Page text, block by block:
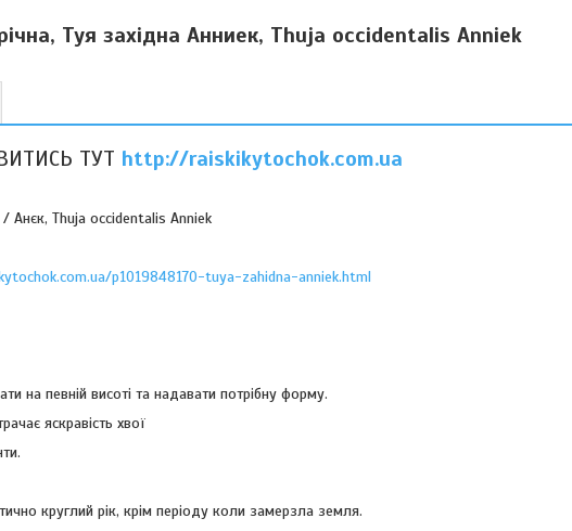
Туя західна Анниек, Thuja occidentalis Anniek
ТУТ http://raiskikytochok.com.ua
Анєк, Thuja occidentalis Anniek
p1019848170-tuya-zahidna-anniek.html
на певній висоті та надавати потрібну форму.
яскравість хвої
круглий рік, крім періоду коли замерзла земля.